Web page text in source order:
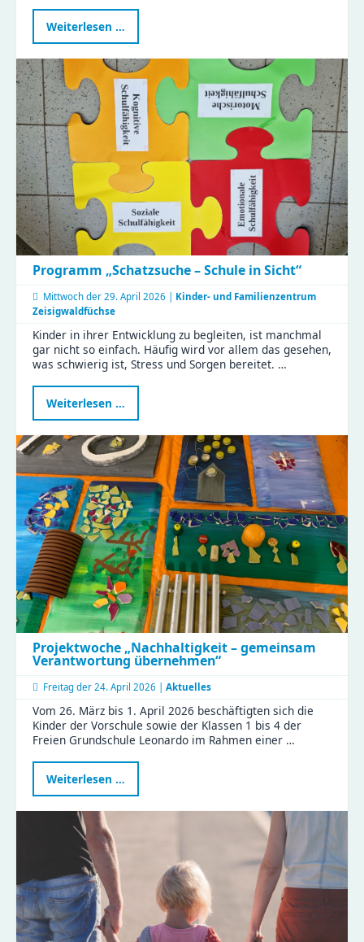
Weiterlesen …
kochen
im
Naturkinderhaus
Esche
Programm „Schatzsuche – Schule in Sicht“
Mittwoch der 29. April 2026 | Kinder- und Familienzentrum
Zeisigwaldfüchse
Kinder in ihrer Entwicklung zu begleiten, ist manchmal
gar nicht so einfach. Häufig wird vor allem das gesehen,
was schwierig ist, Stress und Sorgen bereitet. …
Weiterlesen …
„Schatzsuche
–
Schule
in
Sicht“
Projektwoche „Nachhaltigkeit – gemeinsam
Verantwortung übernehmen“
Freitag der 24. April 2026 | Aktuelles
Vom 26. März bis 1. April 2026 beschäftigten sich die
Kinder der Vorschule sowie der Klassen 1 bis 4 der
Freien Grundschule Leonardo im Rahmen einer …
Weiterlesen …
„Nachhaltigkeit